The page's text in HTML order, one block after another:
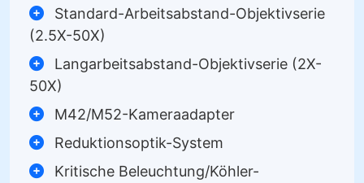
Standard-Arbeitsabstand-Objektivserie
(2.5X-50X)
Langarbeitsabstand-Objektivserie (2X-
50X)
M42/M52-Kameraadapter
Reduktionsoptik-System
Kritische Beleuchtung/Köhler-